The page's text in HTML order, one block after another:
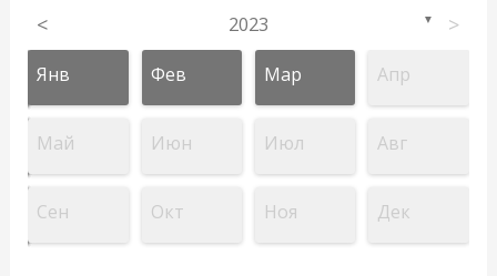
< 2023 ▼ >
Янв Фев Мар Апр
Май Июн Июл Авг
Сен Окт Ноя Дек